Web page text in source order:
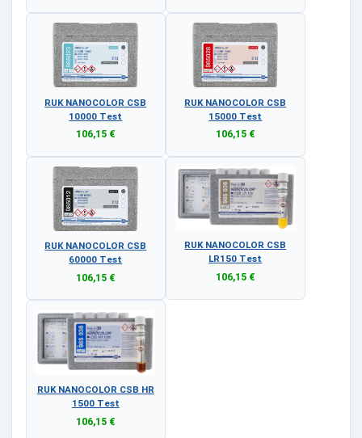
RUK NANOCOLOR CSB
10000 Test
106,15 €
RUK NANOCOLOR CSB
15000 Test
106,15 €
RUK NANOCOLOR CSB
60000 Test
106,15 €
RUK NANOCOLOR CSB
LR150 Test
106,15 €
RUK NANOCOLOR CSB HR
1500 Test
106,15 €